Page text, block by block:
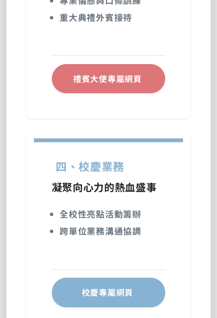
重大典禮外賓接待
禮賓大使專屬網頁
四、校慶業務
凝聚向心力的熱血盛事
全校性亮點活動籌辦
跨單位業務溝通協調
校慶專屬網頁